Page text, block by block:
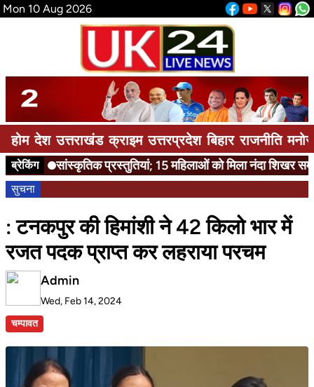
Mon 10 Aug 2026
होम देश उत्तराखंड क्राइम उत्तरप्रदेश बिहार राजनीति
ब्रेकिंग सांस्कृतिक प्रस्तुतियां; 15 महिलाओं को मिला नंदा शिखर सम्मान
सुचना
: टनकपुर की हिमांशी ने 42 किलो भार में
रजत पदक प्राप्त कर लहराया परचम
Admin
Wed, Feb 14, 2024
चम्पावत